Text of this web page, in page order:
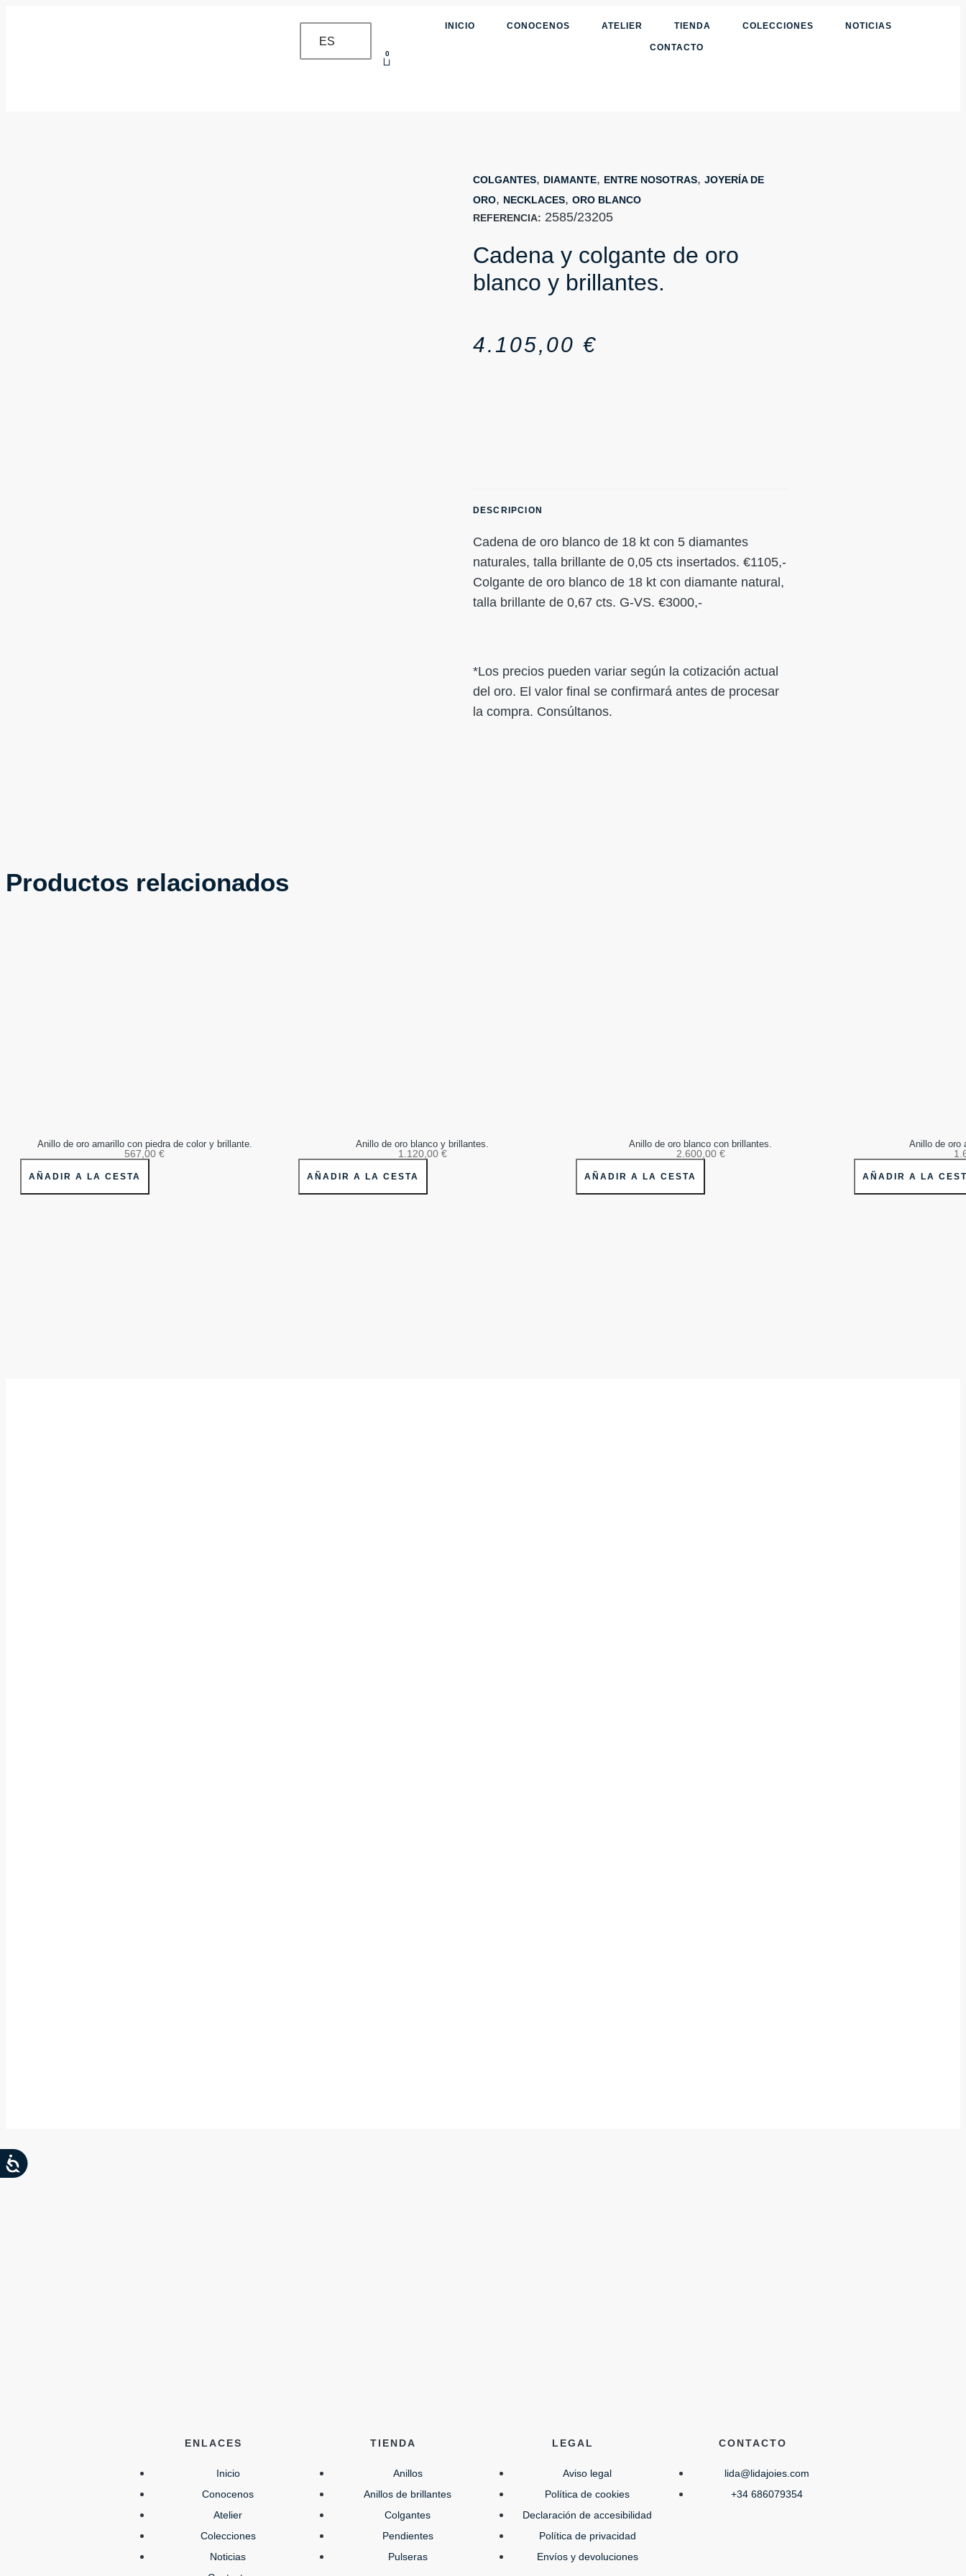
ES
0
INICIO CONOCENOS ATELIER TIENDA COLECCIONES NOTICIAS
CONTACTO
COLGANTES, DIAMANTE, ENTRE NOSOTRAS, JOYERÍA DE
ORO, NECKLACES, ORO BLANCO
REFERENCIA: 2585/23205
Cadena y colgante de oro
blanco y brillantes.
4.105,00 €
DESCRIPCION
Cadena de oro blanco de 18 kt con 5 diamantes
naturales, talla brillante de 0,05 cts insertados. €1105,-
Colgante de oro blanco de 18 kt con diamante natural,
talla brillante de 0,67 cts. G-VS. €3000,-
*Los precios pueden variar según la cotización actual
del oro. El valor final se confirmará antes de procesar
la compra. Consúltanos.
Productos relacionados
Anillo de oro amarillo con piedra de color y brillante.
567,00€
AÑADIR A LA CESTA
Anillo de oro blanco y brillantes.
1.120,00 €
AÑADIR A LA CESTA
Anillo de oro blanco con brillantes.
2.600,00 €
AÑADIR A LA CESTA
Anillo de oro
AÑADIR A LA
ENLACES
Inicio
Conocenos
Atelier
Colecciones
Noticias
TIENDA
Anillos
Anillos de brillantes
Colgantes
Pendientes
Pulseras
LEGAL
Aviso legal
Política de cookies
Declaración de accesibilidad
Política de privacidad
Envíos y devoluciones
CONTACTO
lida@lidajoies.com
+34 686079354